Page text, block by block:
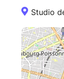
Studio